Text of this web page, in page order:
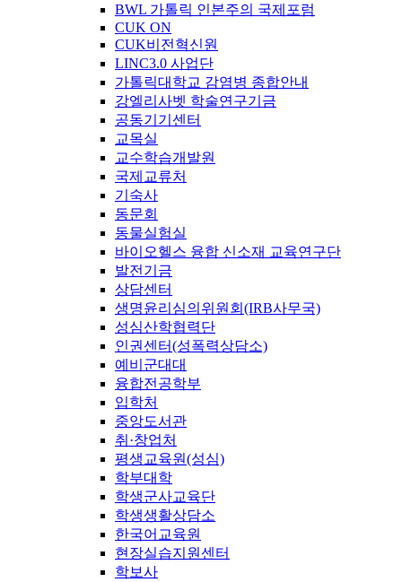
BWL 가톨릭 인본주의 국제포럼
CUK ON
CUK비전혁신원
LINC3.0 사업단
가톨릭대학교 감염병 종합안내
강엘리사벳 학술연구기금
공동기기센터
교목실
교수학습개발원
국제교류처
기숙사
동문회
동물실험실
바이오헬스 융합 신소재 교육연구단
발전기금
상담센터
생명윤리심의위원회(IRB사무국)
성심산학협력단
인권센터(성폭력상담소)
예비군대대
융합전공학부
입학처
중앙도서관
취·창업처
평생교육원(성심)
학부대학
학생군사교육단
학생생활상담소
한국어교육원
현장실습지원센터
학보사